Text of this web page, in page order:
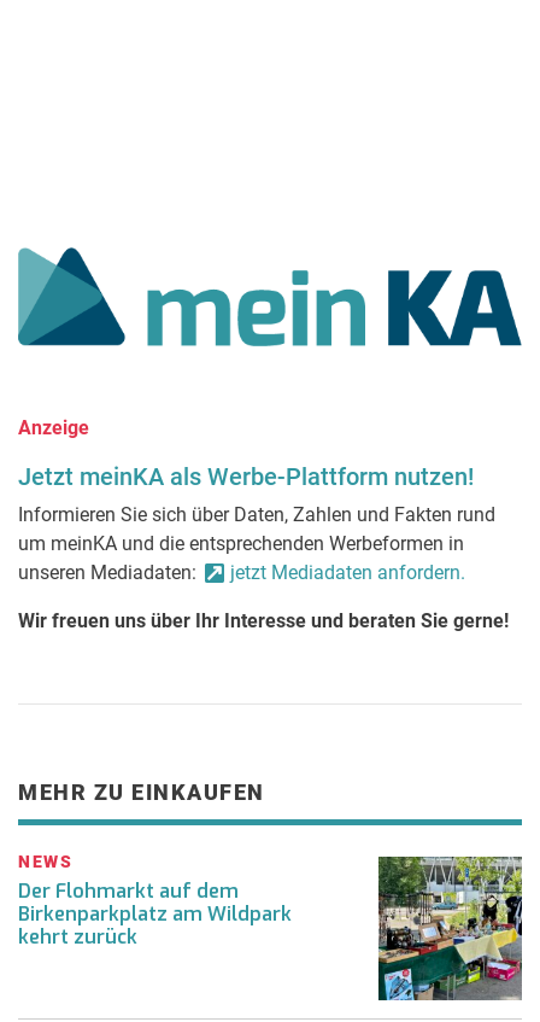
Anzeige
Jetzt meinKA als Werbe-Plattform nutzen!
Informieren Sie sich über Daten, Zahlen und Fakten rund
um meinKA und die entsprechenden Werbeformen in
unseren Mediadaten:
jetzt Mediadaten anfordern.
Wir freuen uns über Ihr Interesse und beraten Sie gerne!
MEHR ZU EINKAUFEN
NEWS
Der Flohmarkt auf dem
Birkenparkplatz am Wildpark
kehrt zurück